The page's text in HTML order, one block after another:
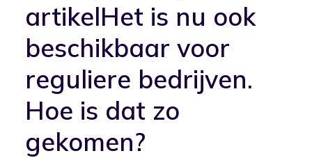
artikelHet is nu ook
beschikbaar voor
reguliere bedrijven.
Hoe is dat zo
gekomen?